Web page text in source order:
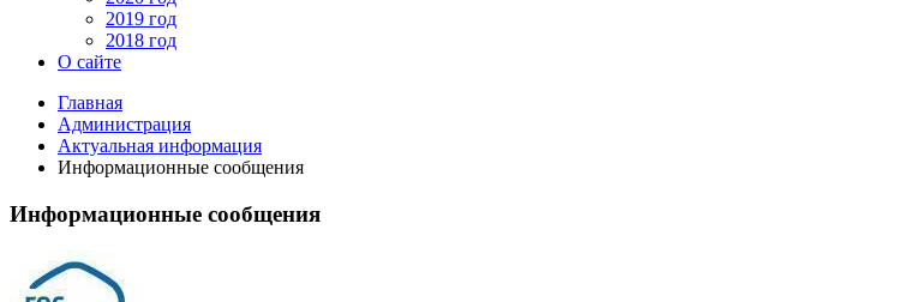
2019 год
2018 год
О сайте
Главная
Администрация
Актуальная информация
Информационные сообщения
Информационные сообщения